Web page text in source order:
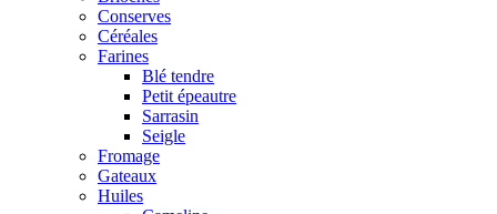
Conserves
Céréales
Farines
Blé tendre
Petit épeautre
Sarrasin
Seigle
Fromage
Gateaux
Huiles